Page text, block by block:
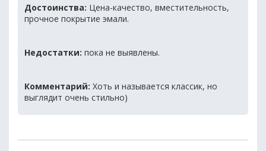
Достоинства: Цена-качество, вместительность,
прочное покрытие эмали.
Недостатки: пока не выявлены.
Комментарий: Хоть и называется классик, но
выглядит очень стильно)